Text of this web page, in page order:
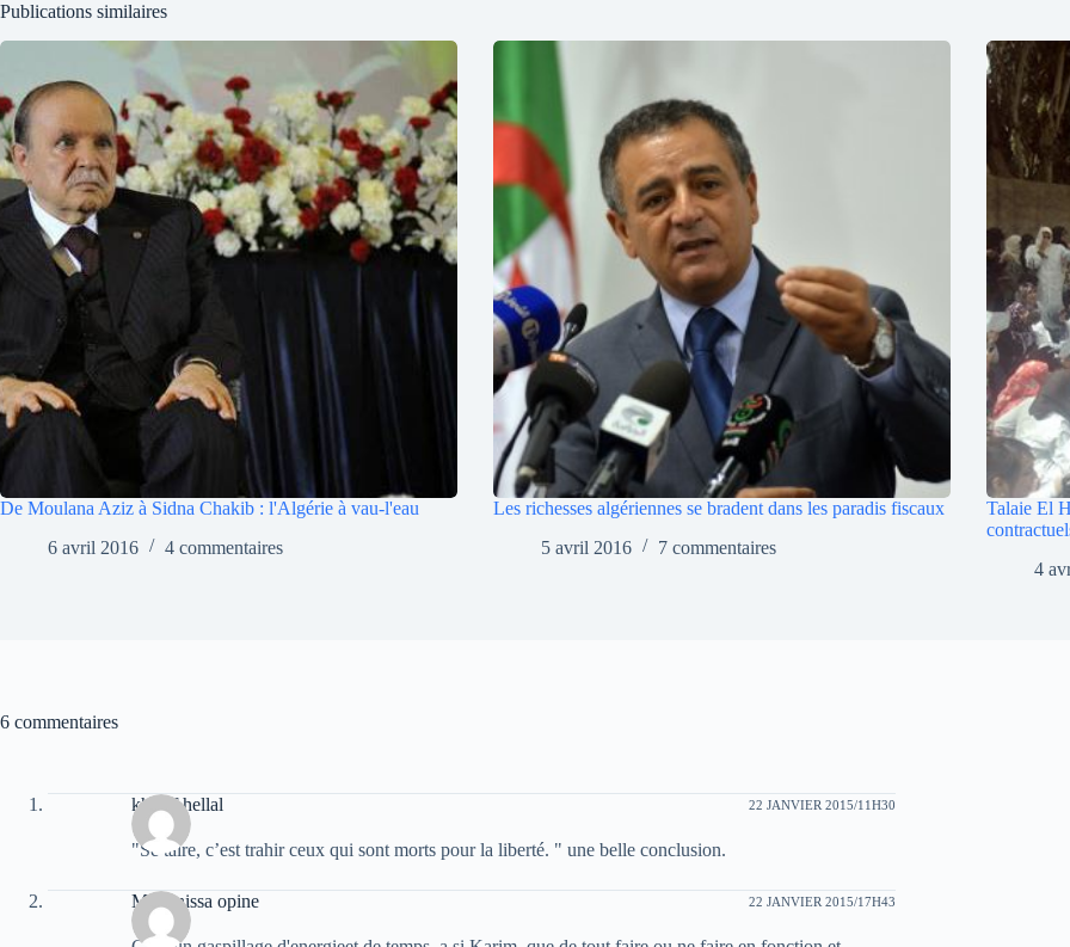
Publications similaires
De Moulana Aziz à Sidna Chakib : l'Algérie à vau-l'eau
6 avril 2016
4 commentaires
Les richesses algériennes se bradent dans les paradis fiscaux
5 avril 2016
7 commentaires
Talaie El
4
6 commentaires
khelaf hellal 22 JANVIER 2015/11H30
"Se taire, c’est trahir ceux qui sont morts pour la liberté. " une belle conclusion.
Massinissa opine 22 JANVIER 2015/17H43